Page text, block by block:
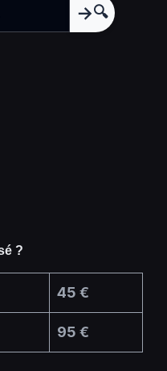
🔍
?
45 €
95 €